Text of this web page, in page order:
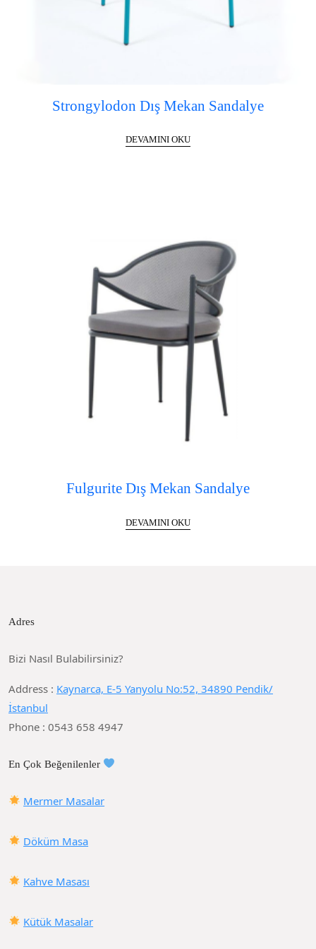
Strongylodon Dış Mekan Sandalye
DEVAMINI OKU
Fulgurite Dış Mekan Sandalye
DEVAMINI OKU
Adres
Bizi Nasıl Bulabilirsiniz?
Address : Kaynarca, E-5 Yanyolu No:52, 34890 Pendik/
İstanbul
Phone : 0543 658 4947
En Çok Beğenilenler
Mermer Masalar
Döküm Masa
Kahve Masası
Kütük Masalar